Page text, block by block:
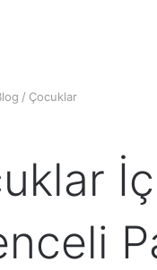
/ Çocuklar